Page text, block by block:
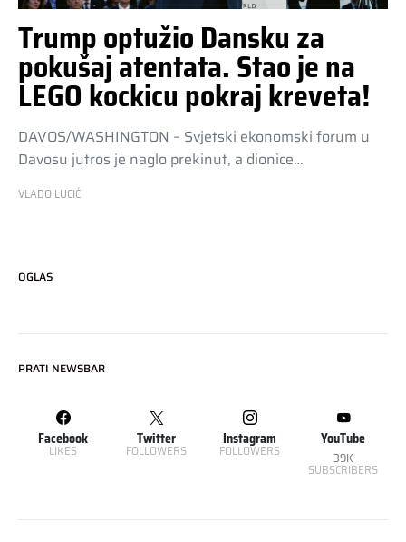
Trump optužio Dansku za
pokušaj atentata. Stao je na
LEGO kockicu pokraj kreveta!
DAVOS/WASHINGTON – Svjetski ekonomski forum u
Davosu jutros je naglo prekinut, a dionice…
VLADO LUCIĆ
OGLAS
PRATI NEWSBAR
Facebook
LIKES
Twitter
FOLLOWERS
Instagram
FOLLOWERS
YouTube
39K
SUBSCRIBERS